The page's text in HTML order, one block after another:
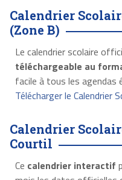
Calendrier
(Zone B)
Le calendrier scolaire
téléchargeable au
facile à tous les agendas
Télécharger le Calendrier
Calendrier
Courtil
Ce calendrier interactif